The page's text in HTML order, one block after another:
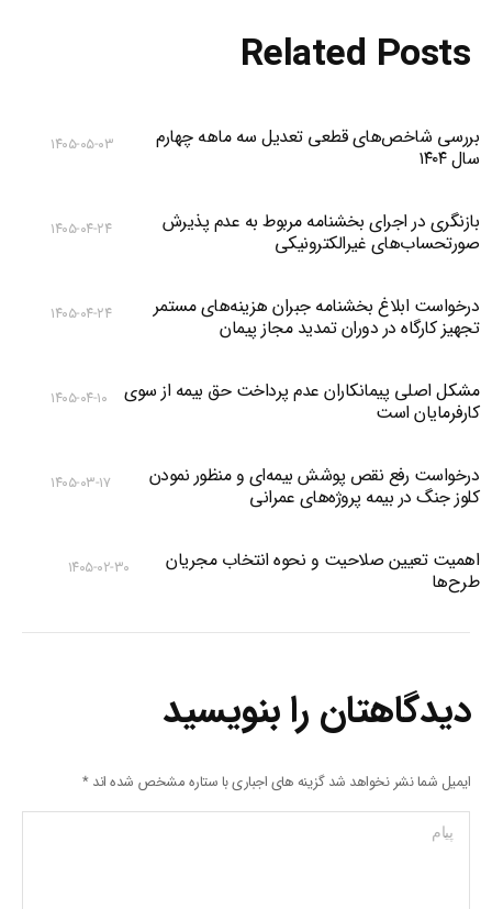
Related Posts
بررسی شاخص‌های قطعی تعدیل سه ماهه چهارم
سال ۱۴۰۴
۱۴۰۵-۰۵-۰۳
بازنگری در اجرای بخشنامه مربوط به عدم پذیرش
صورتحساب‌های غیرالکترونیکی
۱۴۰۵-۰۴-۲۴
درخواست ابلاغ بخشنامه جبران هزینه‌های مستمر
تجهیز کارگاه در دوران تمدید مجاز پیمان
۱۴۰۵-۰۴-۲۴
مشکل اصلی پیمانکاران عدم پرداخت حق بیمه از سوی
کارفرمایان است
۱۴۰۵-۰۴-۱۰
درخواست رفع نقص پوشش بیمه‌ای و منظور نمودن
کلوز جنگ در بیمه پروژه‌های عمرانی
۱۴۰۵-۰۳-۱۷
اهمیت تعیین صلاحیت و نحوه انتخاب مجریان
طرح‌ها
۱۴۰۵-۰۲-۳۰
دیدگاهتان را بنویسید
ایمیل شما نشر نخواهد شد گزینه های اجباری با ستاره مشخص شده اند*
پیام